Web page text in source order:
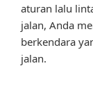
aturan lalu
jalan, Anda
berkendara
jalan.